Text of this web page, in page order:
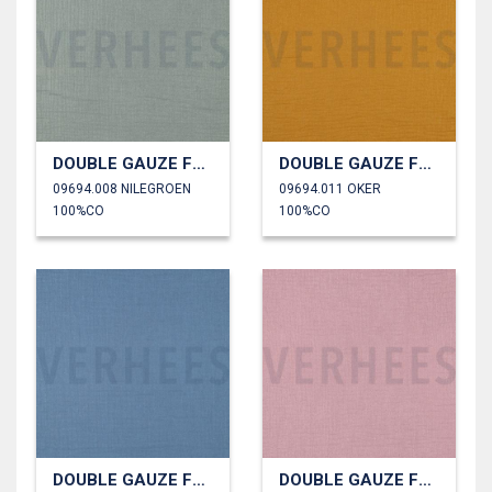
DOUBLE GAUZE FOLIE
09694.008 NILEGROEN
100%CO
DOUBLE GAUZE FOLIE
09694.011 OKER
100%CO
DOUBLE GAUZE FOLIE DOUBLE GAUZE FOLIE